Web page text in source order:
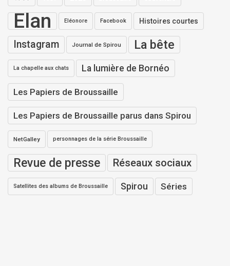
Elan Eléonore Facebook Histoires courtes
Instagram Journal de Spirou La bête
La chapelle aux chats La lumière de Bornéo
Les Papiers de Broussaille
Les Papiers de Broussaille parus dans Spirou
NetGalley personnages de la série Broussaille
Revue de presse Réseaux sociaux
Satellites des albums de Broussaille Spirou Séries